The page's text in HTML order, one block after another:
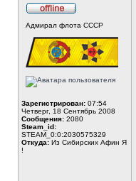
в
Адмирал флота СССР
Зарегистрирован: 07:54
Четверг, 18 Сентябрь 2008
Сообщения: 2080
Steam_id:
STEAM_0:0:2030575329
Откуда: Из Сибирских Афин Я
!